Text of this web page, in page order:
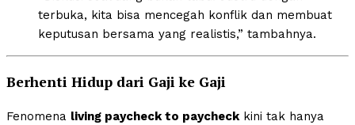
terbuka, kita bisa mencegah konflik dan membuat
keputusan bersama yang realistis,” tambahnya.
Berhenti Hidup dari Gaji ke Gaji
Fenomena living paycheck to paycheckkini tak hanya